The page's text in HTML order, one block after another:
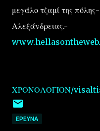
μεγάλο τζαμί της
Αλεξάνδρειας.-
ΧΡΟΝΟΛΟΓΙΟΝ/
EΡΕΥΝΑ